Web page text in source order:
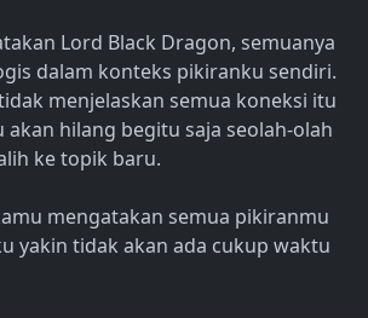
Lord Black Dragon, semuanya
dalam konteks pikiranku sendiri.
menjelaskan semua koneksi itu
akan hilang begitu saja seolah-olah
ke topik baru.
mengatakan semua pikiranmu
yakin tidak akan ada cukup waktu